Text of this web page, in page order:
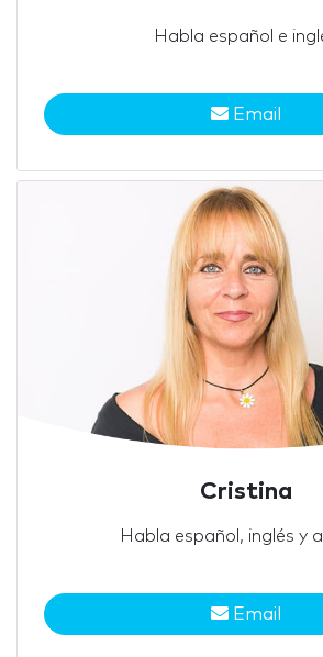
Habla español e
Email
Cristina
Habla español, inglés y
Email